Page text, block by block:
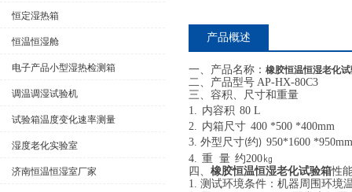
恒定湿热箱
恒温恒湿舱
电子产品小型湿热检测箱
调温调湿试验机
试验箱温度变化速率测量
湿度老化实验室
济南恒温恒湿室厂家
产品概述
一、 产品名称： 橡胶恒温恒湿老化
二、 产品型号 AP-HX-80C3
三、 容积、尺寸和重量
1. 内容积 80 L
2. 内箱尺寸 400 *500 *400mm
3. 外型尺寸(约) 950*1600
4. 重 量 约200 ㎏
四、 橡胶恒温恒湿老化试验箱性
1. 测试环境条件：机器周围环境